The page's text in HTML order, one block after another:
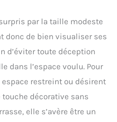
par la taille modeste
donc de bien visualiser ses
d’éviter toute déception
dans l’espace voulu. Pour
restreint ou désirent
décorative sans
elle s’avère être un